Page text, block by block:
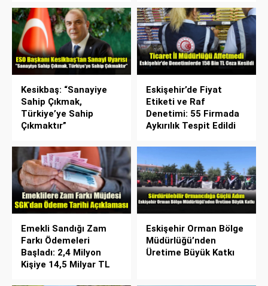
Kesikbaş: “Sanayiye
Sahip Çıkmak,
Türkiye’ye Sahip
Çıkmaktır”
Eskişehir’de Fiyat
Etiketi ve Raf
Denetimi: 55 Firmada
Aykırılık Tespit Edildi
Emekli Sandığı Zam
Farkı Ödemeleri
Başladı: 2,4 Milyon
Kişiye 14,5 Milyar TL
Eskişehir Orman Bölge
Müdürlüğü’nden
Üretime Büyük Katkı